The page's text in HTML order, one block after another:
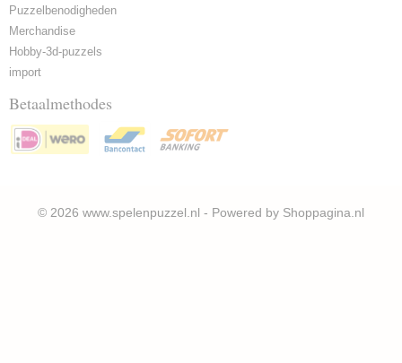
Puzzelbenodigheden
Merchandise
Hobby-3d-puzzels
import
Betaalmethodes
© 2026 www.spelenpuzzel.nl - Powered by Shoppagina.nl